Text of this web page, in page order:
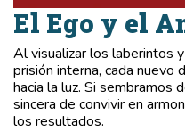
El Ego y el
Al visualizar los laberintos
prisión interna, cada nuevo
hacia la luz. Si sembramos
sincera de convivir en
los resultados.